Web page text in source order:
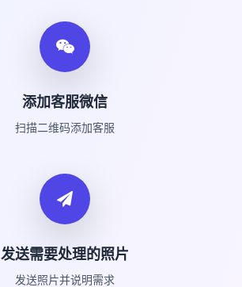
添加客服微信
扫描二维码添加客服
发送需要处理的照片
发送照片并说明需求